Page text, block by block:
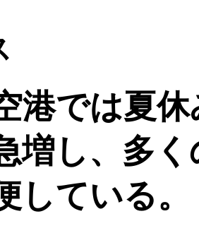
港では夏
増し、多
している。